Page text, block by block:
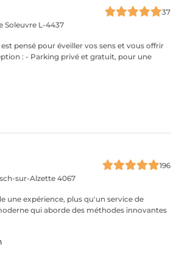
37
Soleuvre L-4437
pensé pour éveiller vos sens et vous offrir
pour une
196
sur-Alzette 4067
une expérience, plus qu'un service de
qui aborde des méthodes innovantes